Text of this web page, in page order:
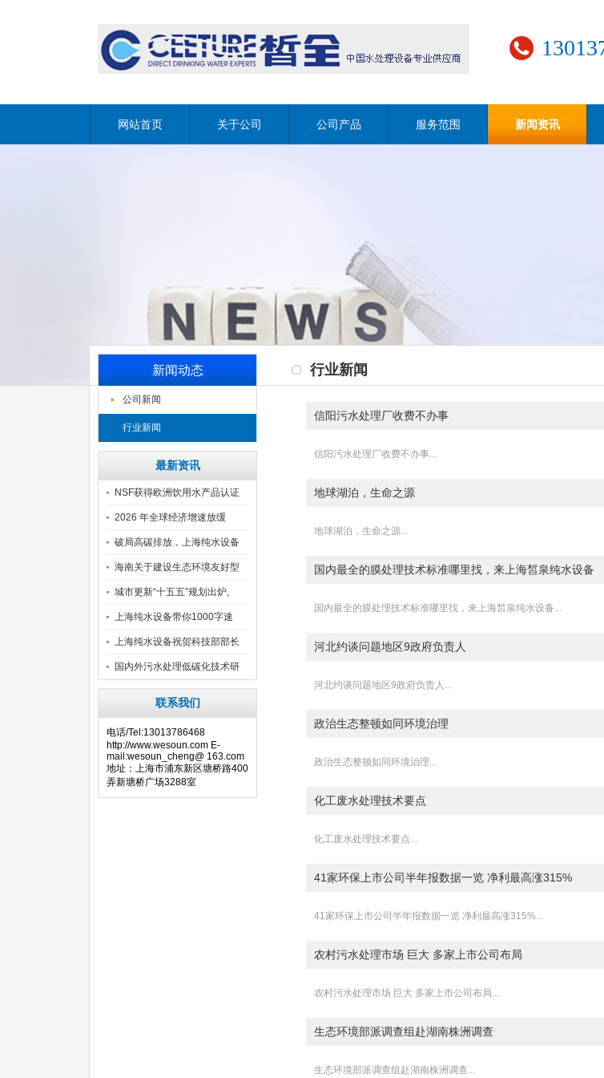
网站首页 关于公司 公司产品 服务范围 新闻资讯
新闻动态
公司新闻
行业新闻
最新资讯
NSF获得欧洲饮用水产品认证
2026 年全球经济增速放缓
破局高碳排放，上海纯水设备
汇
海南关于建设生态环境友好型
自
城市更新“十五五”规划出炉,
上海纯水设备带你1000字速
上海纯水设备祝贺科技部部长
阴
国内外污水处理低碳化技术研
究
联系我们
电话/Tel:13013786468
http://www.wesoun.com E-
mail:wesoun_cheng@ 163.com
地址：上海市浦东新区塘桥路400
弄新塘桥广场3288室
行业新闻
信阳污水处理厂收费不办事
信阳污水处理厂收费不办事...
地球湖泊，生命之源
地球湖泊，生命之源...
国内最全的膜处理技术标准哪里找，来上海皙泉纯水设备
国内最全的膜处理技术标准哪里找，来上海皙泉纯水设备...
河北约谈问题地区9政府负责人
河北约谈问题地区9政府负责人...
政治生态整顿如同环境治理
政治生态整顿如同环境治理...
化工废水处理技术要点
化工废水处理技术要点...
41家环保上市公司半年报数据一览 净利最高涨315%
41家环保上市公司半年报数据一览 净利最高涨315%...
农村污水处理市场 巨大 多家上市公司布局
农村污水处理市场 巨大 多家上市公司布局...
生态环境部派调查组赴湖南株洲调查
生态环境部派调查组赴湖南株洲调查...